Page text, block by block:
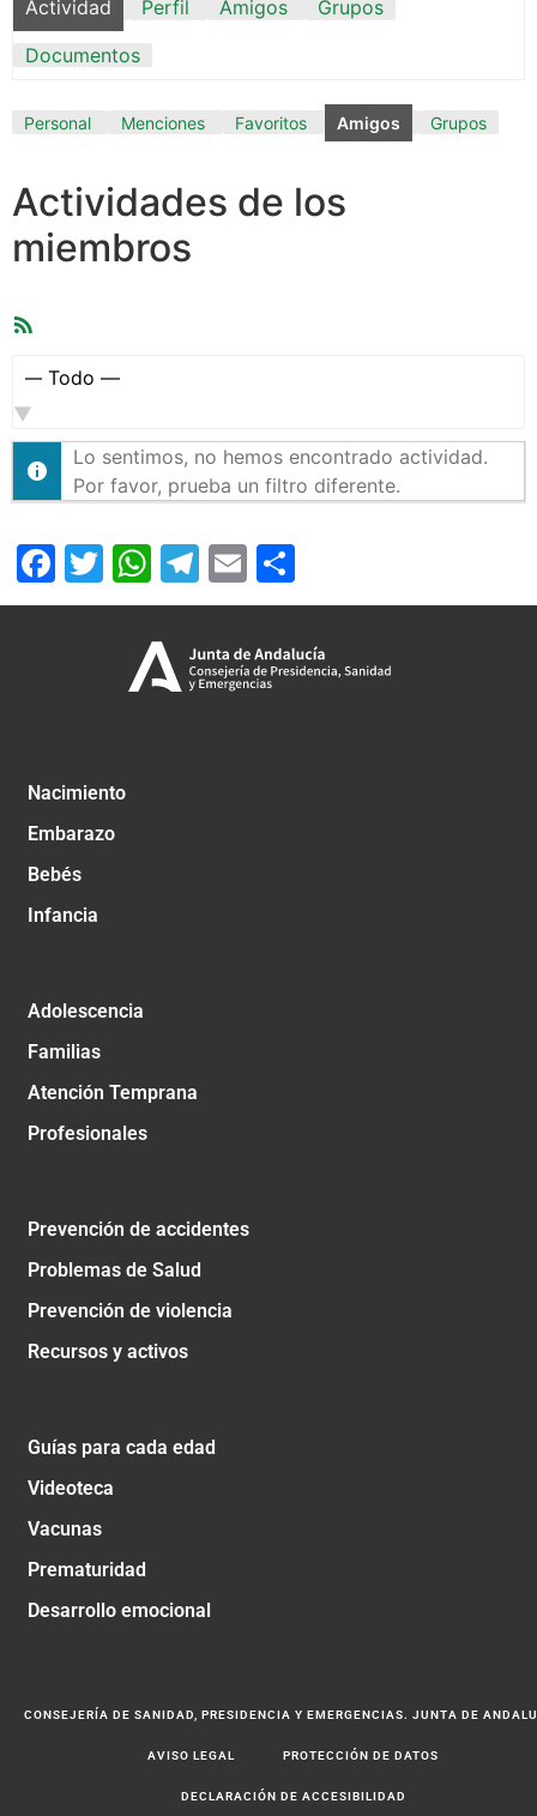
Actividad Perfil Amigos
Grupos
Documentos
Personal Menciones Favoritos Amigos Grupos
Actividades de los
miembros
Mostrar:
Lo sentimos, no hemos encontrado actividad.
Por favor, prueba un filtro diferente.
Facebook
Twitter
WhatsApp
Telegram
Email
Nacimiento
Embarazo
Bebés
Infancia
Adolescencia
Familias
Atención Temprana
Profesionales
Prevención de accidentes
Problemas de Salud
Prevención de violencia
Recursos y activos
Guías para cada edad
Videoteca
Vacunas
Prematuridad
Desarrollo emocional
CONSEJERÍA DE SANIDAD, PRESIDENCIA Y EMERGENCIAS. JUNTA DE
AVISO LEGAL PROTECCIÓN DE DATOS
DECLARACIÓN DE ACCESIBILIDAD